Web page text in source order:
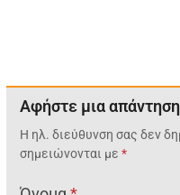
Αφήστε μια απάντηση
Η ηλ. διεύθυνση σας δεν
σημειώνονται με*